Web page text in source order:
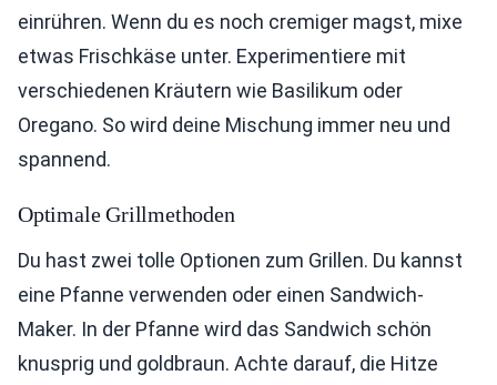
einrühren. Wenn du es noch cremiger magst, mixe
etwas Frischkäse unter. Experimentiere mit
verschiedenen Kräutern wie Basilikum oder
Oregano. So wird deine Mischung immer neu und
spannend.
Optimale Grillmethoden
Du hast zwei tolle Optionen zum Grillen. Du kannst
eine Pfanne verwenden oder einen Sandwich-
Maker. In der Pfanne wird das Sandwich schön
knusprig und goldbraun. Achte darauf, die Hitze